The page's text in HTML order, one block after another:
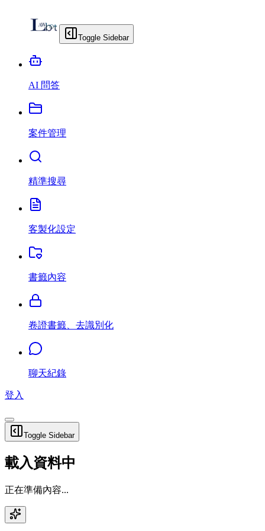
Toggle Sidebar
AI 問答
案件管理
精準搜尋
客製化設定
書籤內容
卷證書籤、去識別化
聊天紀錄
登入
Toggle Sidebar
載入資料中
正在準備內容...